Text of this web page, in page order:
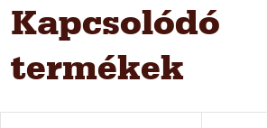
Kapcsolódó
termékek